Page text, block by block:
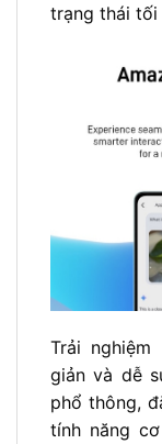
trạng thái tối
Trải
giản và dễ
phổ thông,
tính năng